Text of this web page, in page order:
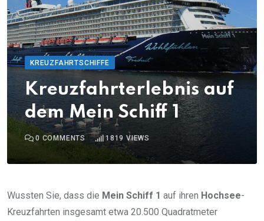
KREUZFAHRTSCHIFFE
Kreuzfahrterlebnis auf
dem Mein Schiff 1
0 COMMENTS 1819 VIEWS
Wussten Sie, dass die Mein Schiff 1 auf ihren Hochsee-
Kreuzfahrten insgesamt etwa 20.500 Quadratmeter